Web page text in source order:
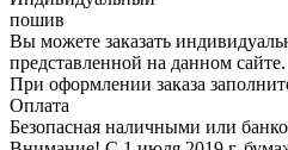
пошив
Вы можете заказать
представленной на данном сайте.
При оформлении заказа
Оплата
Безопасная наличными или